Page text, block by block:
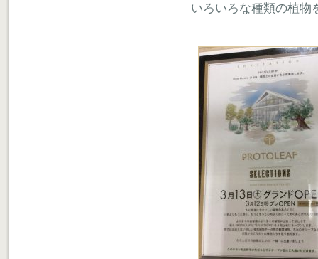
いろいろな種類の植物